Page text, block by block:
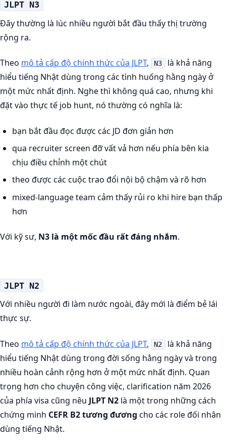
JLPT N3
Đây thường là lúc nhiều người bắt đầu thấy thị trường
rộng ra.
Theo mô tả cấp độ chính thức của JLPT, N3
là khả năng
hiểu tiếng Nhật dùng trong các tình huống hằng ngày ở
một mức nhất định. Nghe thì không quá cao, nhưng khi
đặt vào thực tế job hunt, nó thường có nghĩa là:
bạn bắt đầu đọc được các JD đơn giản hơn
qua recruiter screen đỡ vất vả hơn nếu phía bên kia
chịu điều chỉnh một chút
theo được các cuộc trao đổi nội bộ chậm và rõ hơn
mixed-language team cảm thấy rủi ro khi hire bạn thấp
hơn
Với kỹ sư, N3 là một mốc đầu rất đáng nhắm.
JLPT N2
Với nhiều người đi làm nước ngoài, đây mới là điểm bẻ lái
thực sự.
Theo mô tả cấp độ chính thức của JLPT, N2
là khả năng
hiểu tiếng Nhật dùng trong đời sống hằng ngày và trong
nhiều hoàn cảnh rộng hơn ở một mức nhất định. Quan
trọng hơn cho chuyện công việc, clarification năm 2026
của phía visa cũng nêu JLPT N2 là một trong những cách
chứng minh CEFR B2 tương đương cho các role đối nhân
dùng tiếng Nhật.